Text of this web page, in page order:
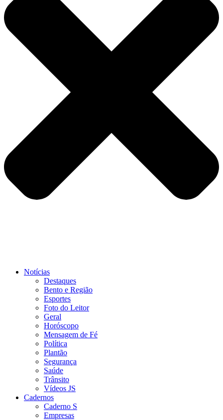
Notícias
Destaques
Bento e Região
Esportes
Foto do Leitor
Geral
Horóscopo
Mensagem de Fé
Política
Plantão
Segurança
Saúde
Trânsito
Vídeos JS
Cadernos
Caderno S
Empresas